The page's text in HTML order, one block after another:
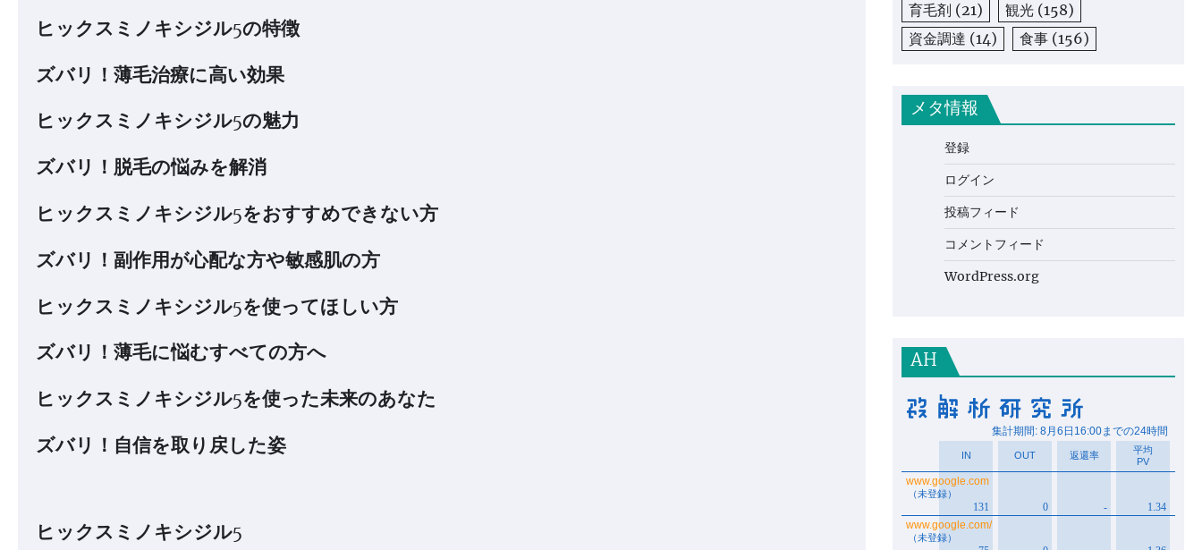
ヒックスミノキシジル5の特徴
ズバリ！薄毛治療に高い効果
ヒックスミノキシジル5の魅力
ズバリ！脱毛の悩みを解消
ヒックスミノキシジル5をおすすめできない方
ズバリ！副作用が心配な方や敏感肌の方
ヒックスミノキシジル5を使ってほしい方
ズバリ！薄毛に悩むすべての方へ
ヒックスミノキシジル5を使った未来のあなた
ズバリ！自信を取り戻した姿
ヒックスミノキシジル5
育毛剤 (21) 観光 (158)
資金調達 (14) 食事 (156)
メタ情報
登録
ログイン
投稿フィード
コメントフィード
WordPress.org
AH